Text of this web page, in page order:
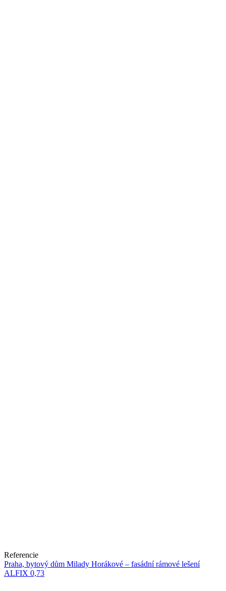
Referencie
Praha, bytový dům Milady Horákové – fasádní rámové lešení
ALFIX 0,73